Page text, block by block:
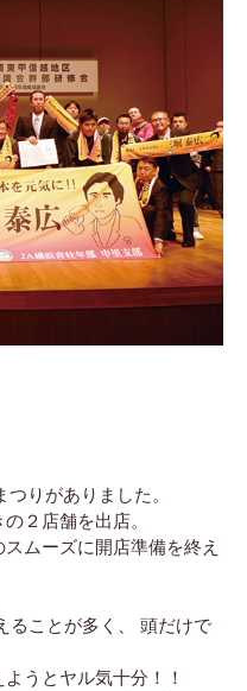
りがありました。
２店舗を出店。
ムーズに開店準備を終え
ることが多く、 頭だけで
うとヤル気十分！！